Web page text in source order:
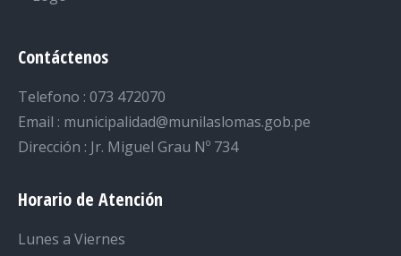
Contáctenos
Telefono : 073 472070
Email : municipalidad@munilaslomas.gob.pe
Dirección : Jr. Miguel Grau Nº 734
Horario de Atención
Lunes a Viernes